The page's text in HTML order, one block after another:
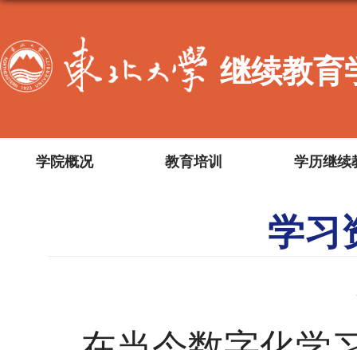
继续教育
学院概况 教育培训 学历继续
学习